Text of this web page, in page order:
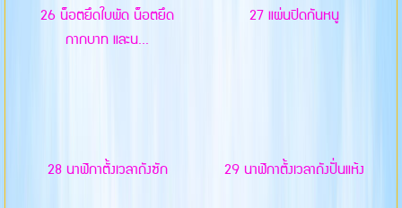
26 น็อตยึดใบพัด น็อตยึด
กากบาท และน...
27 แผ่นปิดกันหนู
28 นาฬิกาตั้งเวลาถังซัก 29 นาฬิกาตั้งเวลาถังปั่นแห้ง